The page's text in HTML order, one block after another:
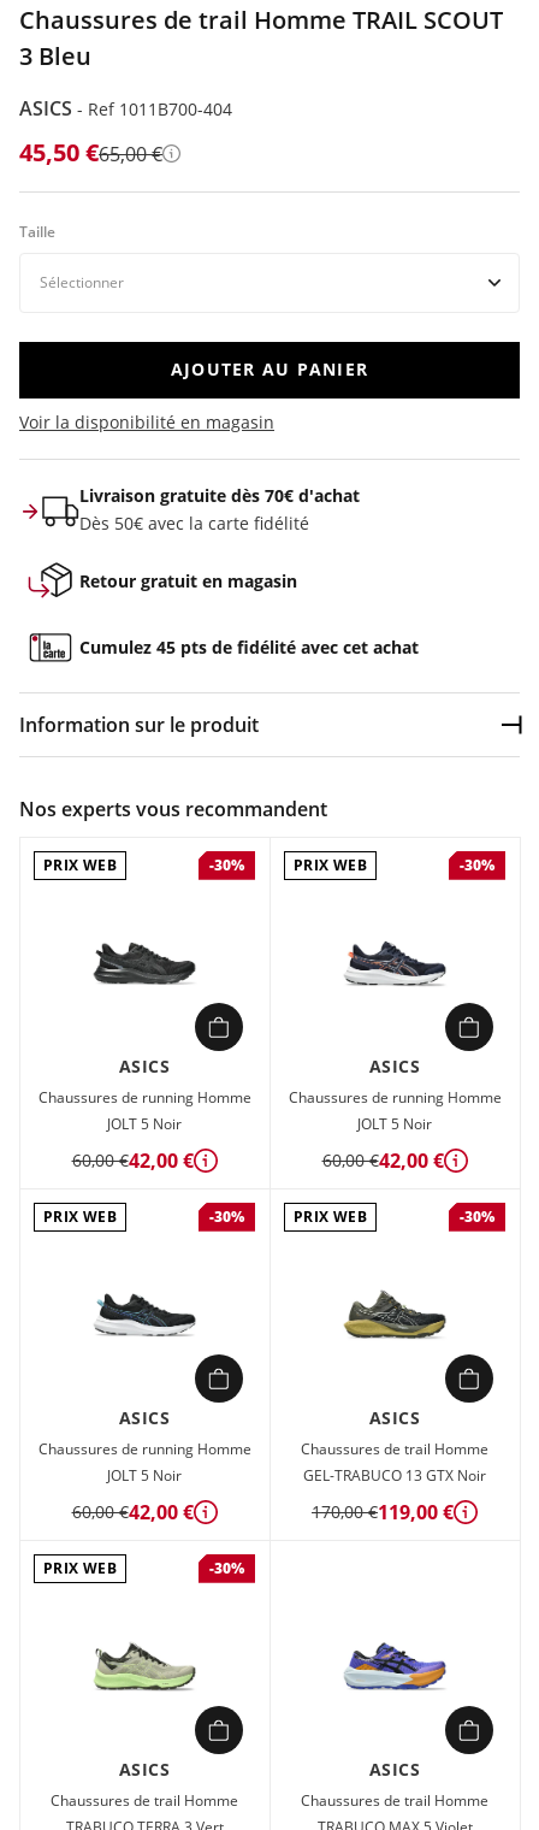
Chaussures de trail Homme TRAIL SCOUT
3 Bleu
ASICS - Ref 1011B700-404
45,50 €65,00 € Détails
Taille
AJOUTER AU PANIER
Voir la disponibilité en magasin
Livraison gratuite dès 70€ d'achat
Dès 50€ avec la carte fidélité
Retour gratuit en magasin
Cumulez 45 pts de fidélité avec cet achat
Information sur le produit
Chaussures de trail Homme Asics TRAIL SCOUT 3 Bleu en
Nos experts vous recommandent
PRIX WEB -30%
ASICS
Chaussures de running Homme
JOLT 5 Noir
60,00 €42,00 € Détails
PRIX WEB -30%
ASICS
Chaussures de running Homme
JOLT 5 Noir
60,00 €42,00 € Détails
PRIX WEB -30%
ASICS
Chaussures de running Homme
JOLT 5 Noir
60,00 €42,00 € Détails
PRIX WEB -30%
ASICS
Chaussures de trail Homme
GEL-TRABUCO 13 GTX Noir
170,00 €119,00 € Détails
PRIX WEB -30%
ASICS
Chaussures de trail Homme
ASICS
Chaussures de trail Homme